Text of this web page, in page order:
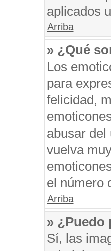
aplicados
Arriba
» ¿Qué
Los
para
felicidad,
abusar del
vuelva
el número
Arriba
» ¿Puedo
Sí, las